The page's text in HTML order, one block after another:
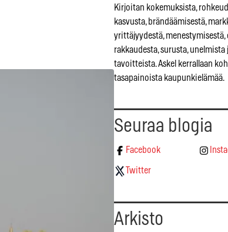
Kirjoitan kokemuksista,
kasvusta, brändäämisestä,
yrittäjyydestä, menestymisestä,
rakkaudesta, surusta, unelmista
tavoitteista. Askel kerrallaan
tasapainoista kaupunkielämää.
Seuraa blogia
Facebook
Twitter
Arkisto